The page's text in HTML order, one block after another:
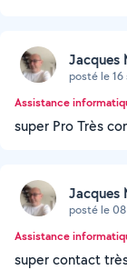
Jacques
posté le
Assistance
super Pro Très
Jacques
posté le
Assistance
super contact